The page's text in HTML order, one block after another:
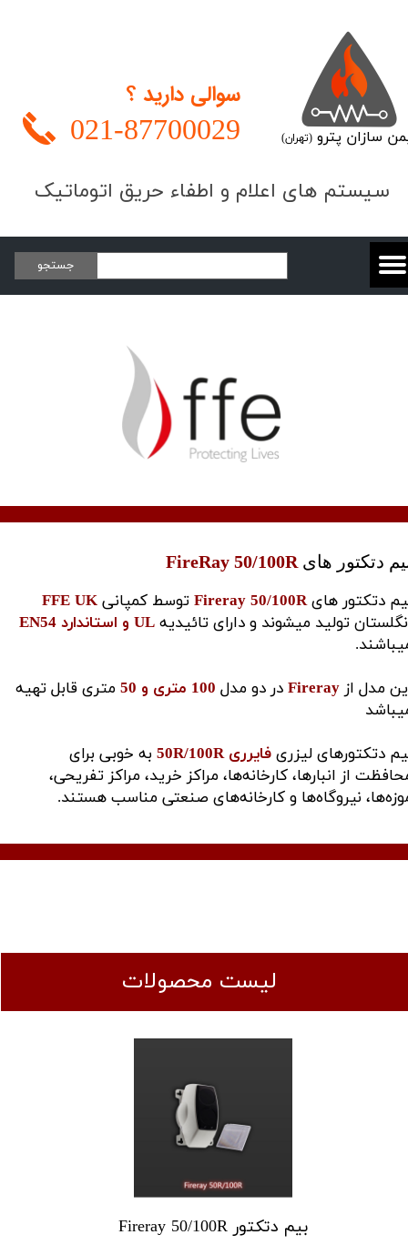
​​​سیستم های اعلام و اطفاء حریق اتوماتیک
سازان پترو(تهران)
سوالی دارید ؟
021-87700029
جستجو
دتکتور های FireRay 50/100R
دتکتور هایFireray 50/100R توسط کمپانی FFE UK
تولید میشوند و دارای تائیدیه UL و استاندارد EN54
مدل از Fireray در دو مدل 100 متری و 50
متری قابل تهیه
دتکتورهای لیزری فایرری 50R/100R
به خوبی برای
از انبارها، کارخانه‌ها، مراکز خرید، مراکز تفریحی،
نیروگاه‌ها و کارخانه‌های صنعتی مناسب هستند.
​لیست محصولات
بیم دتکتور Fireray 50/100R